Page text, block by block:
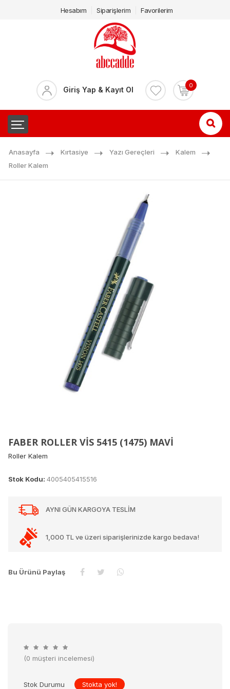
Hesabım Siparişlerim Favorilerim
Giriş Yap & Kayıt Ol 0
Anasayfa Kırtasiye Yazı Gereçleri
Kalem
Roller Kalem
FABER ROLLER VİS 5415 (1475) MAVİ
Roller Kalem
Stok Kodu: 4005405415516
AYNI GÜN KARGOYA TESLİM
1,000 TL ve üzeri siparişlerinizde kargo bedava!
Bu Ürünü Paylaş
(0 müşteri incelemesi)
Stok Durumu Stokta yok!